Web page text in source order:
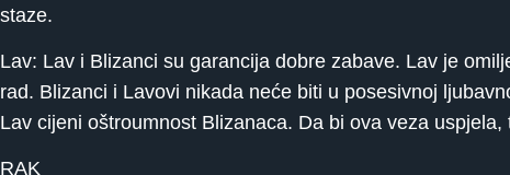
staze.
Lav: Lav i Blizanci su garancija dobre zabave. Lav je
rad. Blizanci i Lavovi nikada neće biti u posesivnoj
Lav cijeni oštroumnost Blizanaca. Da bi ova veza
RAK